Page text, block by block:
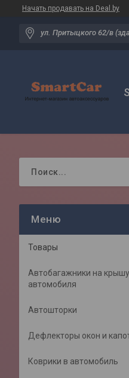
Начать продавать на Deal.by
ул. Притыцкого 62/в
Товары
Автобагажники на крышу
автомобиля
Автошторки
Дефлекторы окон и
Коврики в автомобиль